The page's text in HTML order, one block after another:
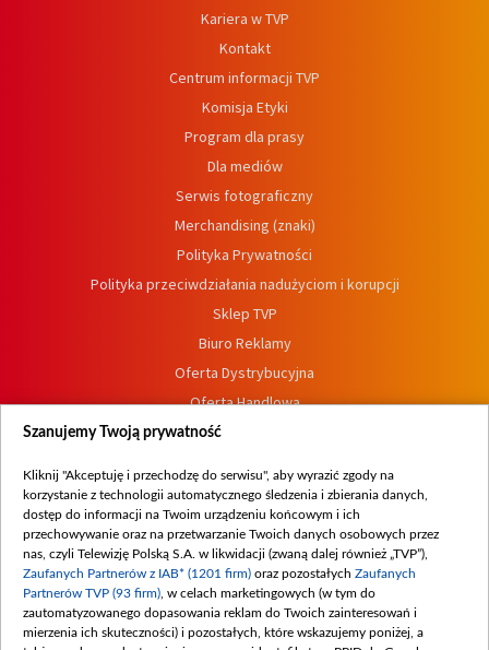
Kariera w TVP
Kontakt
Centrum informacji TVP
Komisja Etyki
Program dla prasy
Dla mediów
Serwis fotograficzny
Merchandising (znaki)
Polityka Prywatności
Polityka przeciwdziałania nadużyciom i korupcji
Sklep TVP
Biuro Reklamy
Oferta Dystrybucyjna
Oferta Handlowa
Dostępność
Procedura zgłoszeń wewnętrznych
Szanujemy Twoją prywatność
Kliknij "Akceptuję i przechodzę do serwisu", aby wyrazić zgody na
korzystanie z technologii automatycznego śledzenia i zbierania danych,
dostęp do informacji na Twoim urządzeniu końcowym i ich
przechowywanie oraz na przetwarzanie Twoich danych osobowych przez
nas, czyli Telewizję Polską S.A. w likwidacji (zwaną dalej również „TVP”),
Zaufanych Partnerów z IAB* (1201 firm) oraz pozostałych Zaufanych
Partnerów TVP (93 firm) , w celach marketingowych (w tym do
zautomatyzowanego dopasowania reklam do Twoich zainteresowań i
mierzenia ich skuteczności) i pozostałych, które wskazujemy poniżej, a